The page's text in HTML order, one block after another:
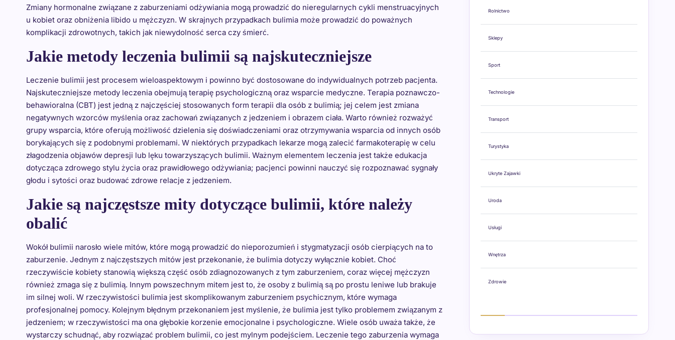
Zmiany hormonalne związane z zaburzeniami odżywiania mogą prowadzić do nieregularnych cykli menstruacyjnych
u kobiet oraz obniżenia libido u mężczyzn. W skrajnych przypadkach bulimia może prowadzić do poważnych
komplikacji zdrowotnych, takich jak niewydolność serca czy śmierć.
Jakie metody leczenia bulimii są najskuteczniejsze
Leczenie bulimii jest procesem wieloaspektowym i powinno być dostosowane do indywidualnych potrzeb pacjenta.
Najskuteczniejsze metody leczenia obejmują terapię psychologiczną oraz wsparcie medyczne. Terapia poznawczo-
behawioralna (CBT) jest jedną z najczęściej stosowanych form terapii dla osób z bulimią; jej celem jest zmiana
negatywnych wzorców myślenia oraz zachowań związanych z jedzeniem i obrazem ciała. Warto również rozważyć
grupy wsparcia, które oferują możliwość dzielenia się doświadczeniami oraz otrzymywania wsparcia od innych osób
borykających się z podobnymi problemami. W niektórych przypadkach lekarze mogą zalecić farmakoterapię w celu
złagodzenia objawów depresji lub lęku towarzyszących bulimii. Ważnym elementem leczenia jest także edukacja
dotycząca zdrowego stylu życia oraz prawidłowego odżywiania; pacjenci powinni nauczyć się rozpoznawać sygnały
głodu i sytości oraz budować zdrowe relacje z jedzeniem.
Jakie są najczęstsze mity dotyczące bulimii, które należy
obalić
Wokół bulimii narosło wiele mitów, które mogą prowadzić do nieporozumień i stygmatyzacji osób cierpiących na to
zaburzenie. Jednym z najczęstszych mitów jest przekonanie, że bulimia dotyczy wyłącznie kobiet. Choć
rzeczywiście kobiety stanowią większą część osób zdiagnozowanych z tym zaburzeniem, coraz więcej mężczyzn
również zmaga się z bulimią. Innym powszechnym mitem jest to, że osoby z bulimią są po prostu leniwe lub brakuje
im silnej woli. W rzeczywistości bulimia jest skomplikowanym zaburzeniem psychicznym, które wymaga
profesjonalnej pomocy. Kolejnym błędnym przekonaniem jest myślenie, że bulimia jest tylko problemem związanym z
jedzeniem; w rzeczywistości ma ona głębokie korzenie emocjonalne i psychologiczne. Wiele osób uważa także, że
wystarczy schudnąć, aby rozwiązać problem bulimii, co jest mylnym podejściem. Leczenie tego zaburzenia wymaga
Rolnictwo
Sklepy
Sport
Technologie
Transport
Turystyka
Ukryte Zajawki
Uroda
Usługi
Wnętrza
Zdrowie